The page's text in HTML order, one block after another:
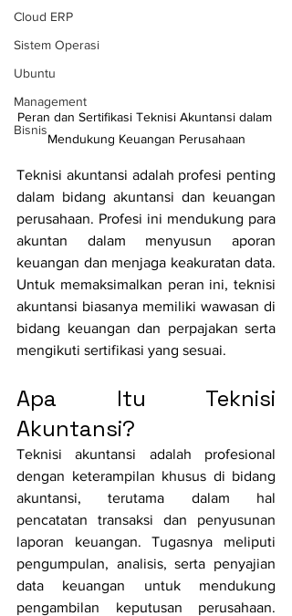
Cloud ERP
Sistem Operasi
Ubuntu
Management
Bisnis
Peran dan Sertifikasi Teknisi Akuntansi dalam
Mendukung Keuangan Perusahaan
Teknisi akuntansi adalah profesi penting
dalam bidang akuntansi dan keuangan
perusahaan. Profesi ini mendukung para
akuntan dalam menyusun aporan
keuangan dan menjaga keakuratan data.
Untuk memaksimalkan peran ini, teknisi
akuntansi biasanya memiliki wawasan di
bidang keuangan dan perpajakan serta
mengikuti sertifikasi yang sesuai.
Apa Itu Teknisi
Akuntansi?
Teknisi akuntansi adalah profesional
dengan keterampilan khusus di bidang
akuntansi, terutama dalam hal
pencatatan transaksi dan penyusunan
laporan keuangan. Tugasnya meliputi
pengumpulan, analisis, serta penyajian
data keuangan untuk mendukung
pengambilan keputusan perusahaan.